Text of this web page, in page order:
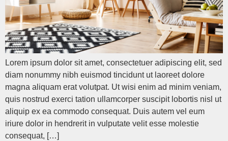
Lorem ipsum dolor sit amet, consectetuer adipiscing elit, sed
diam nonummy nibh euismod tincidunt ut laoreet dolore
magna aliquam erat volutpat. Ut wisi enim ad minim veniam,
quis nostrud exerci tation ullamcorper suscipit lobortis nisl ut
aliquip ex ea commodo consequat. Duis autem vel eum
iriure dolor in hendrerit in vulputate velit esse molestie
consequat, […]